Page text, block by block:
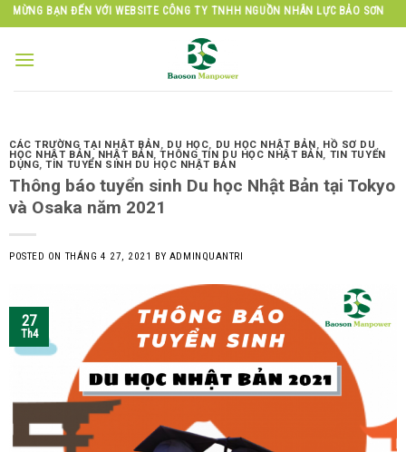
Skip
to
content
ĐẾN VỚI WEBSITE CÔNG TY TNHH NGUỒN NHÂN LỰC BẢO SƠN
CÁC TRƯỜNG TẠI NHẬT BẢN, DU HỌC, DU HỌC NHẬT BẢN, HỒ SƠ DU
HỌC NHẬT BẢN, NHẬT BẢN,THÔNG TIN DU HỌC NHẬT BẢN, TIN TUYỂN
DỤNG,TIN TUYỂN SINH DU HỌC NHẬT BẢN
Thông báo tuyển sinh Du học Nhật Bản tại Tokyo
và Osaka năm 2021
POSTED ON THÁNG 4 27, 2021 BY ADMINQUANTRI
27
Th4